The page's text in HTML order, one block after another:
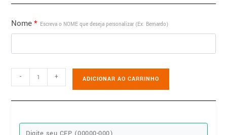
Nome* Escreva o NOME que deseja personalizar (Ex: Bernardo)
- + ADICIONAR AO CARRINHO